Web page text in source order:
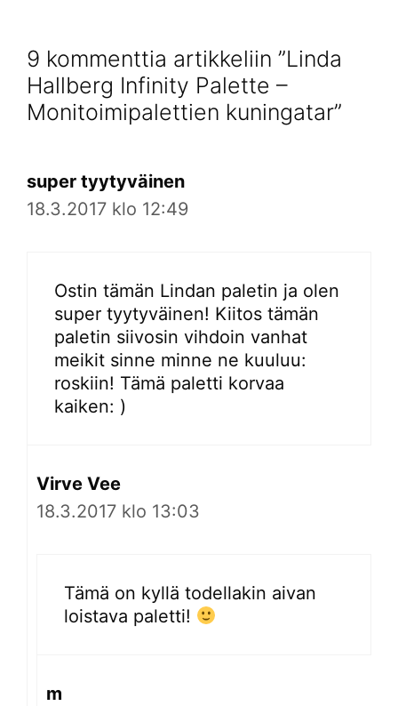
9 kommenttia artikkeliin ”Linda
Hallberg Infinity Palette –
Monitoimipalettien kuningatar”
super tyytyväinen
18.3.2017 klo 12:49
Ostin tämän Lindan paletin ja olen
super tyytyväinen! Kiitos tämän
paletin siivosin vihdoin vanhat
meikit sinne minne ne kuuluu:
roskiin! Tämä paletti korvaa
kaiken: )
Virve Vee
18.3.2017 klo 13:03
Tämä on kyllä todellakin aivan
loistava paletti!
m